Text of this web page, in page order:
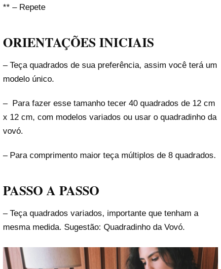
** – Repete
ORIENTAÇÕES INICIAIS
– Teça quadrados de sua preferência, assim você terá um
modelo único.
– Para fazer esse tamanho tecer 40 quadrados de 12 cm
x 12 cm, com modelos variados ou usar o quadradinho da
vovó.
– Para comprimento maior teça múltiplos de 8 quadrados.
PASSO A PASSO
– Teça quadrados variados, importante que tenham a
mesma medida. Sugestão: Quadradinho da Vovó.